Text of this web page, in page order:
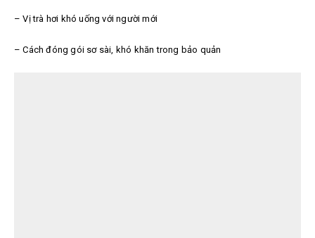
– Vị trà hơi khó uống với người mới
– Cách đóng gói sơ sài, khó khăn trong bảo quản